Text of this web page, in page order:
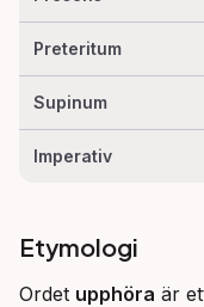
Preteritum
Supinum
Imperativ
Etymologi
Ordet upphöra är